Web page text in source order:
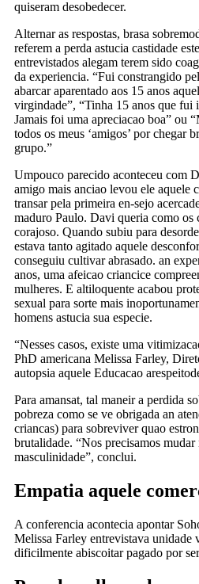
quiseram desobedecer.
Alternar as respostas, brasa
referem a perda astucia castidade
entrevistados alegam terem sido
da experiencia. “Fui constrangido
abarcar aparentado aos 15 anos
virgindade”, “Tinha 15 anos que fui
Jamais foi uma apreciacao boa” ou
todos os meus ‘amigos’ por chegar
grupo.”
Umpouco parecido aconteceu com
amigo mais anciao levou ele aquele
transar pela primeira en-sejo
maduro Paulo. Davi queria como os
corajoso. Quando subiu para
estava tanto agitado aquele
conseguiu cultivar abrasado. an
anos, uma afeicao criancice
mulheres. E altiloquente acabou
sexual para sorte mais
homens astucia sua especie.
“Nesses casos, existe uma
PhD americana Melissa Farley,
autopsia aquele Educacao
Para amansat, tal maneir a perdida
pobreza como se ve obrigada an
criancas) para sobreviver quao
brutalidade. “Nos precisamos mudar
masculinidade”, conclui.
Empatia aquele
A conferencia acontecia apontar
Melissa Farley entrevistava unidade
dificilmente abiscoitar pagado por